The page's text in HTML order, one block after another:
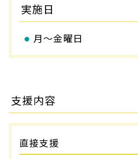
実施日
月～金曜日
支援内容
直接支援